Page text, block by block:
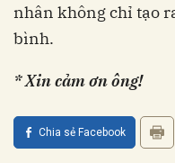
nhân không chỉ tạo
bình.
* Xin cảm ơn ông!
Chia sẻ Facebook